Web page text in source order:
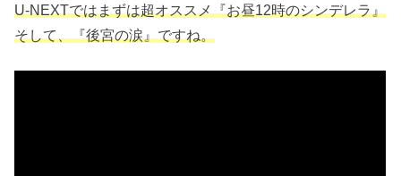
U-NEXTではまずは超オススメ『お昼12時のシンデレラ』
そして、『後宮の涙』ですね。